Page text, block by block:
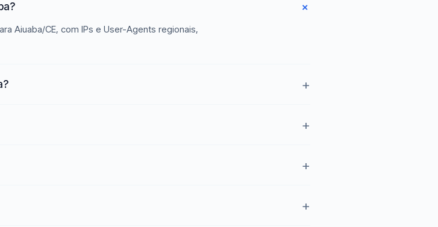
Aiuaba/CE, com IPs e User-Agents regionais,